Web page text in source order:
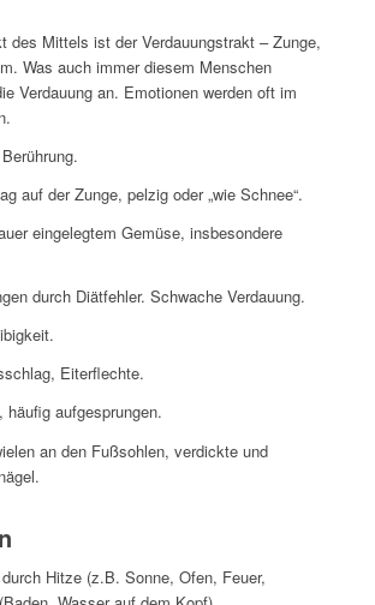
des Mittels ist der Verdauungstrakt – Zunge,
Was auch immer diesem Menschen
Verdauung an. Emotionen werden oft im
auf der Zunge, pelzig oder „wie Schnee“.
eingelegtem Gemüse, insbesondere
durch Diätfehler. Schwache Verdauung.
Eiterflechte.
häufig aufgesprungen.
an den Fußsohlen, verdickte und
Hitze (z.B. Sonne, Ofen, Feuer,